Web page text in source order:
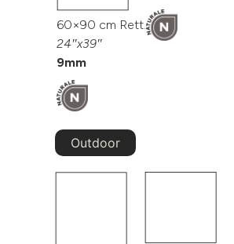
60×90 cm Rett.
24″x39″
9mm
Outdoor